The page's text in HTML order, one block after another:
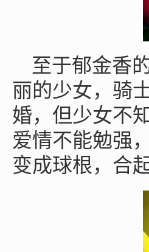
至于郁金香
丽的少女，骑
婚，但少女不
爱情不能勉强
变成球根，合